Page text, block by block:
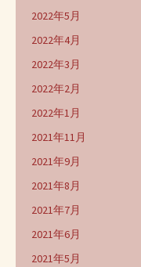
2022年5月
2022年4月
2022年3月
2022年2月
2022年1月
2021年11月
2021年9月
2021年8月
2021年7月
2021年6月
2021年5月